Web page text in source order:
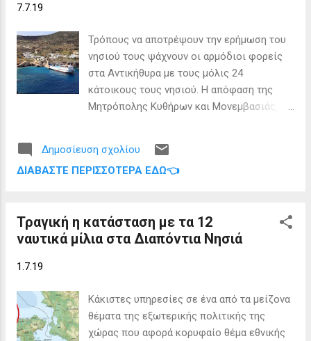
7.7.19
Τρόπους να αποτρέψουν την ερήμωση του
νησιού τους ψάχνουν οι αρμόδιοι φορείς
στα Αντικήθυρα με τους μόλις 24
κάτοικους τους νησιού. Η απόφαση της
Μητρόπολης Κυθήρων και Μονεμβασιάς, η
στέγη αλλά και τρόφιμα σε πολύτεκνες
οικογένειες για να εγκατασταθούν στο
νησιού που θέλουν να δουν τον τόπο τους
να αναπτύσσεται. Οι ειδικότητες των
των τοπικών αξιωματούχων είναι να βρουν
οικογένειες με περισσότερα από τρία
Δημοσίευση σχολίου
ΔΙΑΒΆΣΤΕ ΠΕΡΙΣΣΌΤΕΡΑ ΕΔΏ👈
Τραγική η κατάσταση με τα 12
ναυτικά μίλια στα Διαπόντια Νησιά
1.7.19
Κάκιστες υπηρεσίες σε ένα από τα μείζονα
θέματα της εξωτερικής πολιτικής της
χώρας που αφορά κορυφαίο θέμα εθνικής